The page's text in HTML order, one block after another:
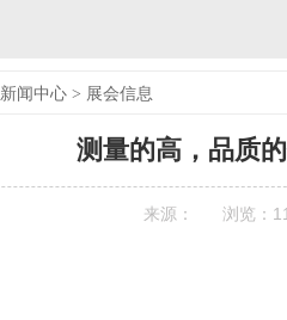
新闻中心 > 展会信息
测量的高，品质
来源： 浏览：